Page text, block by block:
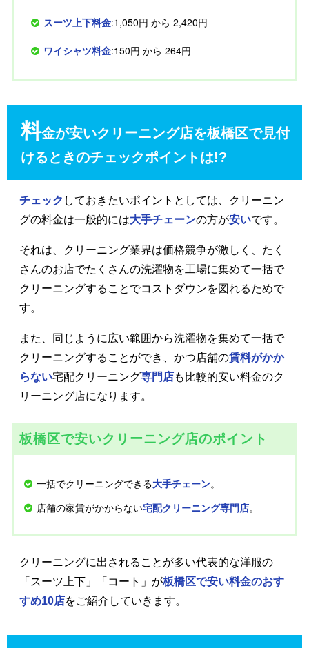
スーツ上下料金:1,050円 から 2,420円
ワイシャツ料金:150円 から 264円
料金が安いクリーニング店を板橋区で見付
けるときのチェックポイントは!?
チェック しておきたいポイントとしては、クリーニン
グの料金は一般的には大手チェーンの方が安いです。
それは、クリーニング業界は価格競争が激しく、たく
さんのお店でたくさんの洗濯物を工場に集めて一括で
クリーニングすることでコストダウンを図れるためで
す。
また、同じように広い範囲から洗濯物を集めて一括で
クリーニングすることができ、かつ店舗の賃料がかか
らない宅配クリーニング専門店も比較的安い料金のク
リーニング店になります。
板橋区で安いクリーニング店のポイント
一括でクリーニングできる大手チェーン。
店舗の家賃がかからない宅配クリーニング専門店。
クリーニングに出されることが多い代表的な洋服の
「スーツ上下」「コート」が板橋区で安い料金のおす
すめ10店をご紹介していきます。